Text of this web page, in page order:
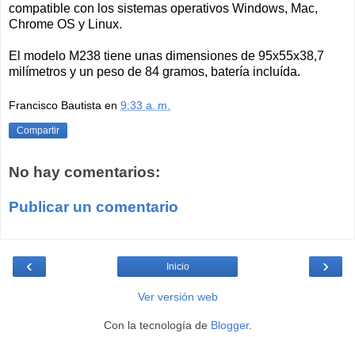
compatible con los sistemas operativos Windows, Mac,
Chrome OS y Linux.
El modelo M238 tiene unas dimensiones de 95x55x38,7
milímetros y un peso de 84 gramos, batería incluída.
Francisco Bautista en 9:33 a. m.
Compartir
No hay comentarios:
Publicar un comentario
‹ ›
Inicio
Ver versión web
Con la tecnología de Blogger.